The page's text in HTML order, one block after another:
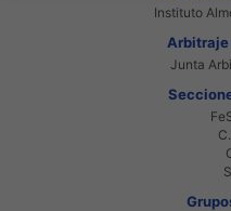
Instituto
Arbitraje
Junta